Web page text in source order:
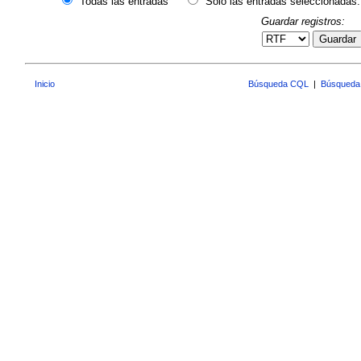
Guardar registros:
Guardar
Inicio Búsqueda CQL